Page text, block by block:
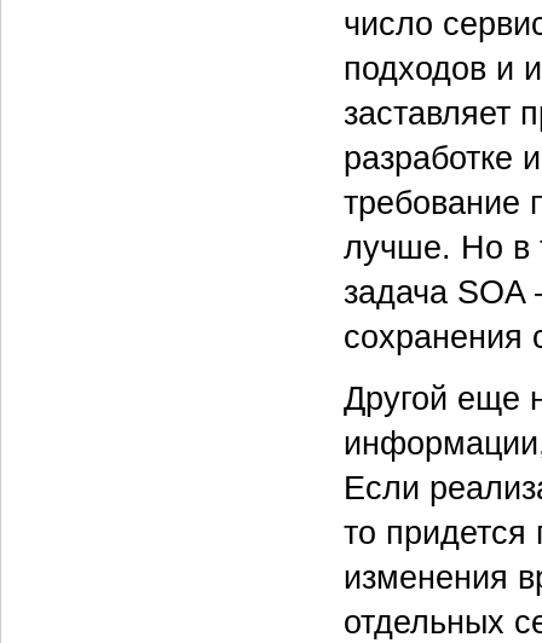
число
подходов и
заставляет
разработке
требование
лучше. Но в
задача SOA
сохранения
Другой еще
Если
то придется
изменения
отдельных